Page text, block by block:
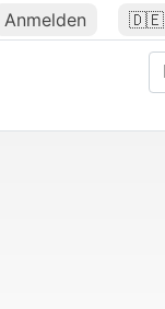
Anmelden 🇩🇪